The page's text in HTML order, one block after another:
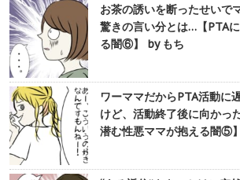
お茶の誘いを断ったせいで
驚きの言い分とは…【PTA
る闇⑥】 by もち
ワーママだからPTA活動に
けど、活動終了後に向かっ
潜む性悪ママが抱える闇⑤